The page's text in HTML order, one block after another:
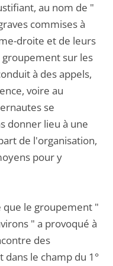
au nom de "
commises à
droite et de leurs
sur les
à des appels,
voire au
se
donner lieu à une
de l'organisation,
pour y
que le groupement "
" a provoqué à
des
le champ du 1°